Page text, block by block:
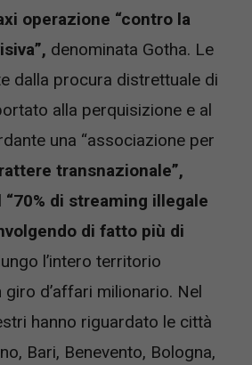
operazione “contro la
denominata Gotha. Le
dalla procura distrettuale di
alla perquisizione e al
una “associazione per
transnazionale”,
“70% di streaming illegale
di fatto più di
l’intero territorio
giro d’affari milionario. Nel
hanno riguardato le città
Bari, Benevento, Bologna,